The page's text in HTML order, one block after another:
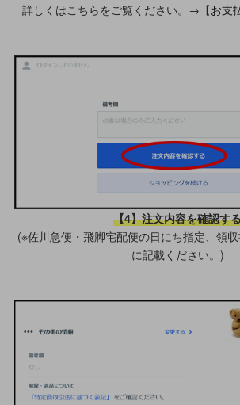
詳しくはこちらをご覧ください。→【お支
【4】注文内容を確認す
(※佐川急便・飛脚宅配便の日にち指定、領収
に記載ください。)